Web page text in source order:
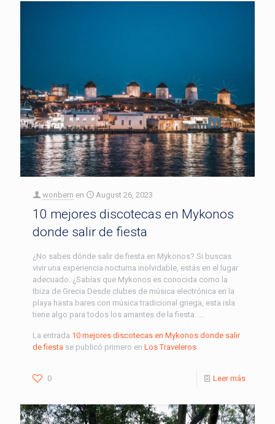
wonbern en August 26, 2023
10 mejores discotecas en Mykonos
donde salir de fiesta
¿No sabes dónde salir de fiesta en Mykonos? Si buscas
vivir una experiencia nocturna inolvidable, estás en el lugar
adecuado. ¿Sabías que Mykonos es conocida como la
Ibiza de Grecia Desde clubes de música electrónica en la
playa hasta bares con música tradicional griega, esta isla
tiene algo para todos los amantes de la fiesta. …
La entrada 10 mejores discotecas en Mykonos donde salir
de fiesta se publicó primero en Los Traveleros.
0 Leer más